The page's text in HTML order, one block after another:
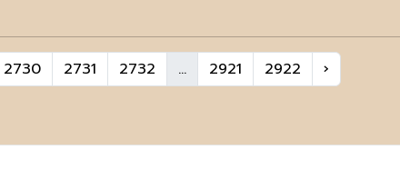
2730 2731 2732 ... 2921 2922 ›